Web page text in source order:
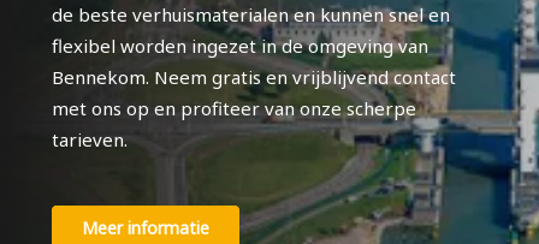
de beste verhuismaterialen en kunnen snel en
flexibel worden ingezet in de omgeving van
Bennekom. Neem gratis en vrijblijvend contact
met ons op en profiteer van onze scherpe
tarieven.
Meer informatie